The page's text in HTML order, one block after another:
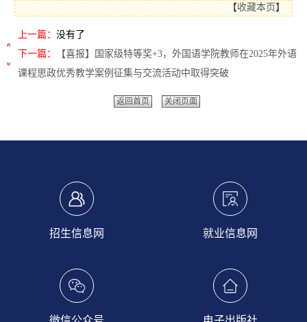
【收藏本页】
上一篇： 没有了
下一篇：
【喜报】国家级特等奖+3，外国语学院教师在2025年外语
课程思政优秀教学案例征集与交流活动中取得突破
返回首页 关闭页面
招生信息网 就业信息网